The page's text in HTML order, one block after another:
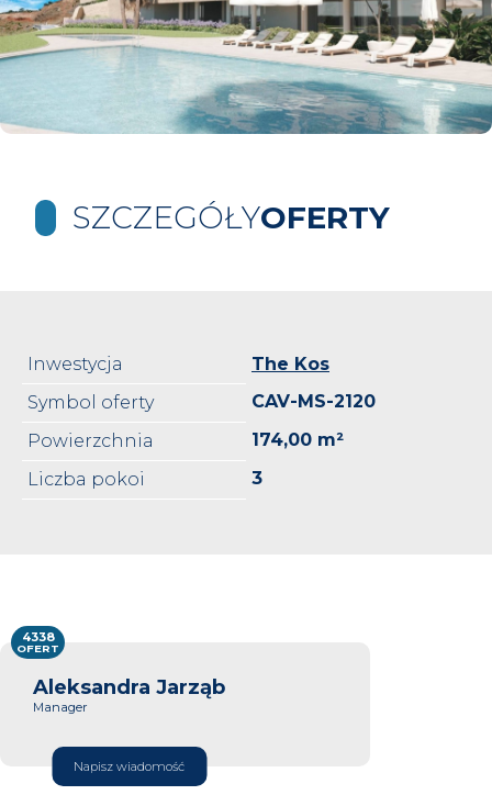
SZCZEGÓŁYOFERTY
Inwestycja
The Kos
Symbol oferty
CAV-MS-2120
Powierzchnia
174,00 m²
Liczba pokoi
3
Aleksandra Jarząb
Manager
Napisz wiadomość
4338
OFERT